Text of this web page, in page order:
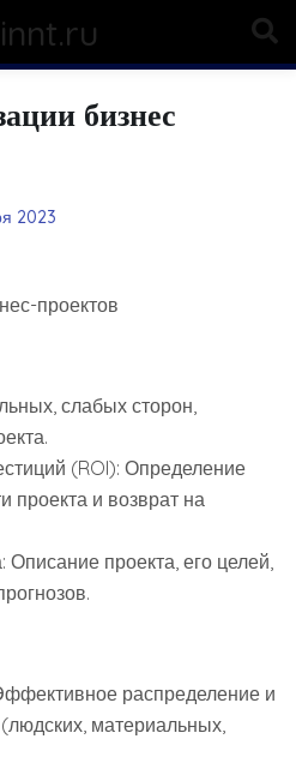
бизнес
2023
проектов
слабых сторон,
(ROI): Определение
проекта и возврат на
Описание проекта, его целей,
распределение и
материальных,